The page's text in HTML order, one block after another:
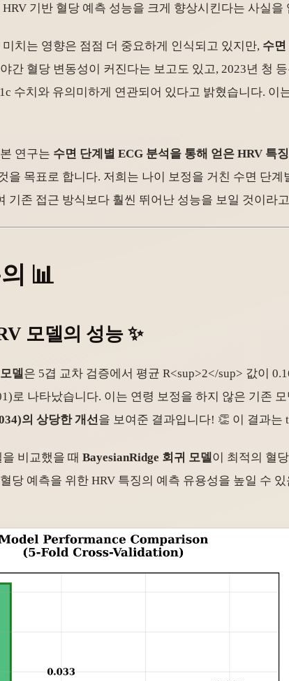
기반 혈당 예측 성능을 크게 향상시킨다는 사실
치는 영향은 점점 더 중요하게 인식되고 있지만, 수면
간 혈당 변동성이 커진다는 보고도 있고, 2023년 청
수치와 유의미하게 연관되어 있다고 밝혔습니다.
연구는 수면 단계별 ECG 분석을 통해 얻은 HRV 특
을 목표로 합니다. 저희는 나이 보정을 거친 수면 단
기존 접근 방식보다 훨씬 뛰어난 성능을 보일 것이라
📊
모델의 성능 ✨
델 은 5겹 교차 검증에서 평균 R<sup>2</sup> 값이
로 나타났습니다. 이는 연령 보정을 하지 않은 기존 모
의 상당한 개선 을 보여준 결과입니다! 👏 이 결과
비교했을 때 BayesianRidge 회귀 모델이 최적의 혈
당 예측을 위한 HRV 특징의 예측 유용성을 높일 수